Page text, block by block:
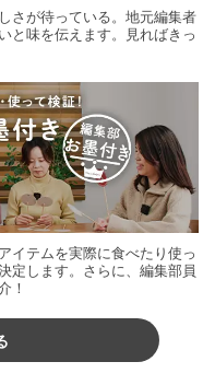
さが待っている。地元編集者
と味を伝えます。見ればきっ
イテムを実際に食べたり使っ
定します。さらに、編集部員
！